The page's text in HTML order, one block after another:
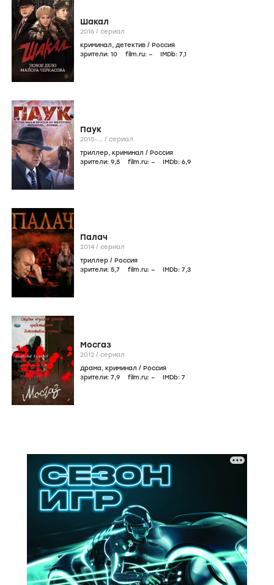
Шакал
2016 / сериал
криминал, детектив / Россия
зрители: 10 film.ru: – IMDb: 7,1
Паук
2015-... / сериал
триллер, криминал / Россия
зрители: 9,5 film.ru: – IMDb: 6,9
Палач
2014 / сериал
триллер / Россия
зрители: 5,7 film.ru: – IMDb: 7,3
Мосгаз
2012 / сериал
драма, криминал / Россия
зрители: 7,9 film.ru: – IMDb: 7